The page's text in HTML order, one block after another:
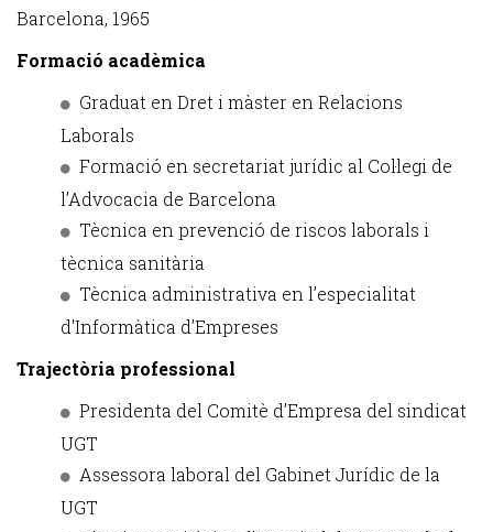
Barcelona, 1965
Formació acadèmica
Graduat en Dret i màster en Relacions
Laborals
Formació en secretariat jurídic al Col·legi de
l’Advocacia de Barcelona
Tècnica en prevenció de riscos laborals i
tècnica sanitària
Tècnica administrativa en l’especialitat
d'Informàtica d’Empreses
Trajectòria professional
Presidenta del Comitè d’Empresa del sindicat
UGT
Assessora laboral del Gabinet Jurídic de la
UGT